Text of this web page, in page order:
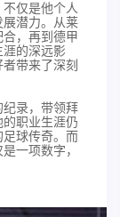
仅是他个人
潜力。从莱
，再到德甲
涯的深远影
带来了深刻
录，带领拜
职业生涯仍
球传奇。而
一项数字，